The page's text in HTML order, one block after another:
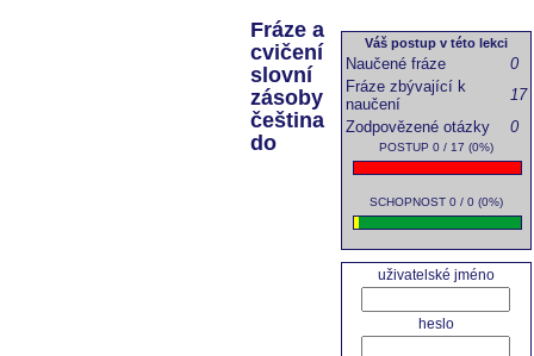
Váš postup v této lekci
Naučené fráze
0
Fráze zbývající k
naučení
17
Zodpovězené otázky
0
POSTUP 0 / 17 (0%)
SCHOPNOST 0 / 0 (0%)
uživatelské jméno
heslo
Fráze a
cvičení
slovní
zásoby
čeština
do